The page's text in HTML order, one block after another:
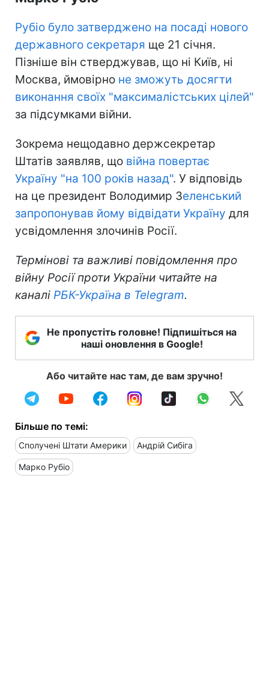
Рубіо було затверджено на посаді нового
державного секретаря ще 21 січня.
Пізніше він стверджував, що ні Київ, ні
Москва, ймовірно не зможуть досягти
виконання своїх "максималістських цілей"
за підсумками війни.
Зокрема нещодавно держсекретар
Штатів заявляв, що війна повертає
Україну "на 100 років назад". У відповідь
на це президент Володимир Зеленський
запропонував йому відвідати Україну для
усвідомлення злочинів Росії.
Термінові та важливі повідомлення про
війну Росії проти України читайте на
каналі РБК-Україна в Telegram.
Не пропустіть головне! Підпишіться на
наші оновлення в Google!
Або читайте нас там, де вам зручно!
Більше по темі:
Сполучені Штати Америки Андрій Сибіга
Марко Рубіо